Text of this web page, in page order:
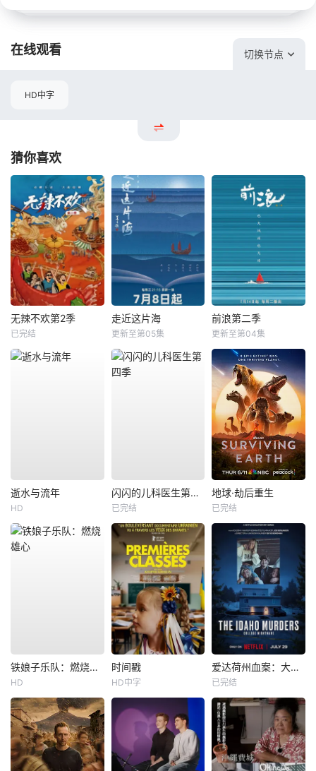
在线观看 切换节点
HD中字
猜你喜欢
无辣不欢第2季
已完结
走近这片海
更新至第05集
前浪第二季
更新至第04集
逝水与流年
HD
闪闪的儿科医生第四季
已完结
地球·劫后重生
已完结
铁娘子乐队：燃烧雄心
HD
时间戳
HD中字
爱达荷州血案：大学梦魇
已完结